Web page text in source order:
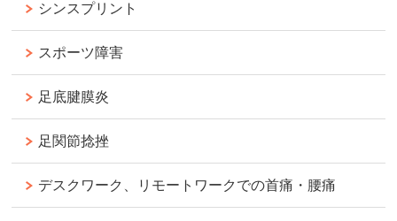
シンスプリント
スポーツ障害
足底腱膜炎
足関節捻挫
デスクワーク、リモートワークでの首痛・腰痛